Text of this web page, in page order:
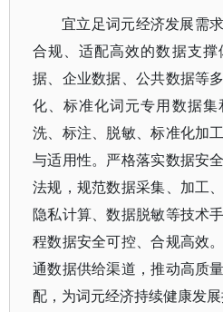
宜立足词元经济发展需
合规、适配高效的数据支
据、企业数据、公共数据等
化、标准化词元专用数据
洗、标注、脱敏、标准化加
与适用性。严格落实数据安
法规，规范数据采集、加工
隐私计算、数据脱敏等技术
程数据安全可控、合规高效
通数据供给渠道，推动高质
配，为词元经济持续健康发展